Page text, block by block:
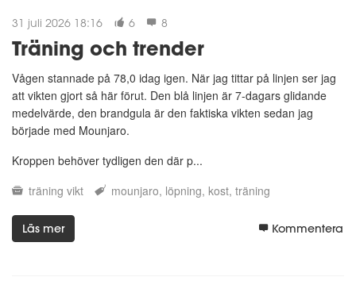
31 juli 2026 18:16 6 8
Träning och trender
Vågen stannade på 78,0 idag igen. När jag tittar på linjen ser jag
att vikten gjort så här förut. Den blå linjen är 7-dagars glidande
medelvärde, den brandgula är den faktiska vikten sedan jag
började med Mounjaro.
Kroppen behöver tydligen den där p...
träning vikt mounjaro löpning kost träning
Läs mer Kommentera